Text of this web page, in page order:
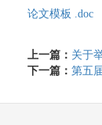
论文模板 .doc
上一篇： 关于
下一篇： 第五